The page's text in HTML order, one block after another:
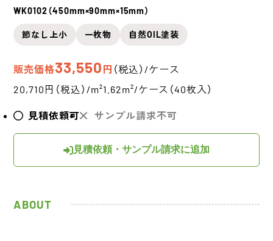
WK0102（450mm×90mm×15mm）
節なし上小 一枚物 自然OIL塗装
販売価格33,550 円 （税込）/ケース
20,710円（税込）/m²1.62m²/ケース（40枚入）
見積依頼可 サンプル請求不可
見積依頼・サンプル請求に追加
ABOUT